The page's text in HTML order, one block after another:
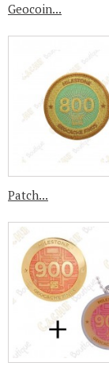
Geocoin...
Patch...